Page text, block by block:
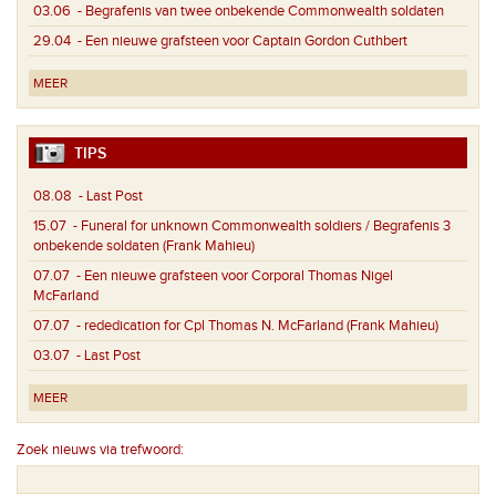
03.06 - Begrafenis van twee onbekende Commonwealth soldaten
29.04 - Een nieuwe grafsteen voor Captain Gordon Cuthbert
MEER
TIPS
08.08 - Last Post
15.07 - Funeral for unknown Commonwealth soldiers / Begrafenis 3
onbekende soldaten (Frank Mahieu)
07.07 - Een nieuwe grafsteen voor Corporal Thomas Nigel
McFarland
07.07 - rededication for Cpl Thomas N. McFarland (Frank Mahieu)
03.07 - Last Post
MEER
Zoek nieuws via trefwoord: